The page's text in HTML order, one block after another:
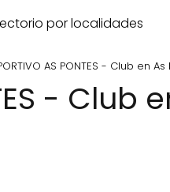
por localidades
AS PONTES - Club en